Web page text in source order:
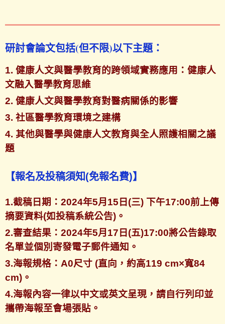
研討會論文包括(但不限)以下主題：
1. 健康人文與醫學教育的跨領域實務應用：健康人
文融入醫學教育思維
2. 健康人文與醫學教育對醫病關係的影響
3. 社區醫學教育環境之建構
4. 其他與醫學與健康人文教育與全人照護相關之議
題
【報名及投稿須知(免報名費)】
1.截稿日期：2024年5月15日(三) 下午17:00前上傳
摘要資料(如投稿系統公告)。
2.審查結果：2024年5月17日(五)17:00將公告錄取
名單並個別寄發電子郵件通知。
3.海報規格：A0尺寸 (直向，約高119 cm×寬84
cm)。
4.海報內容一律以中文或英文呈現，請自行列印並
攜帶海報至會場張貼。